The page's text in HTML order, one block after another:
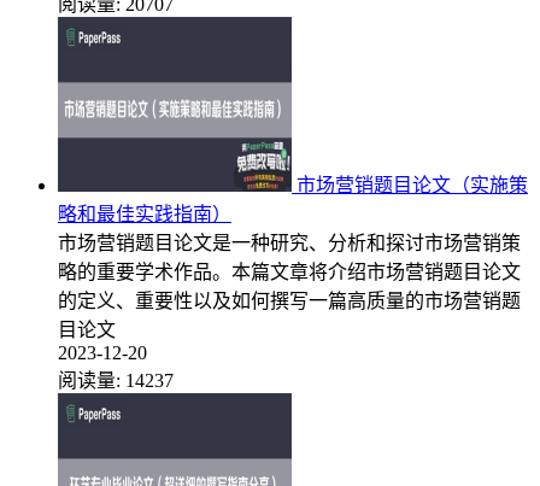
市场营销题目论文（实施策
略和最佳实践指南）
市场营销题目论文是一种研究、分析和探讨市场营销策
略的重要学术作品。本篇文章将介绍市场营销题目论文
的定义、重要性以及如何撰写一篇高质量的市场营销题
目论文
2023-12-20
阅读量: 14237